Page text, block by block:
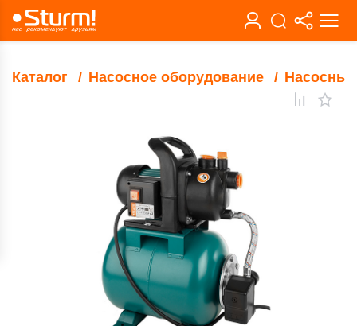
Каталог Насосное оборудование